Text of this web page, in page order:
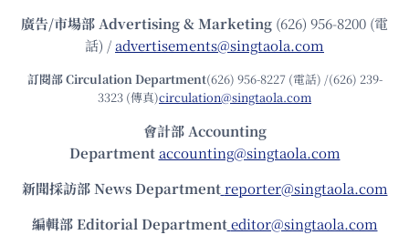
廣告/市場部Advertising & Marketing (626) 956-8200 (電
話) /advertisements@singtaola.com
訂閱部 Circulation Department(626) 956-8227 (電話) /(626) 239-
3323 (傳真)circulation@singtaola.com
會計部 Accounting
Department accounting@singtaola.com
新聞採訪部 News Department reporter@singtaola.com
編輯部 Editorial Department editor@singtaola.com